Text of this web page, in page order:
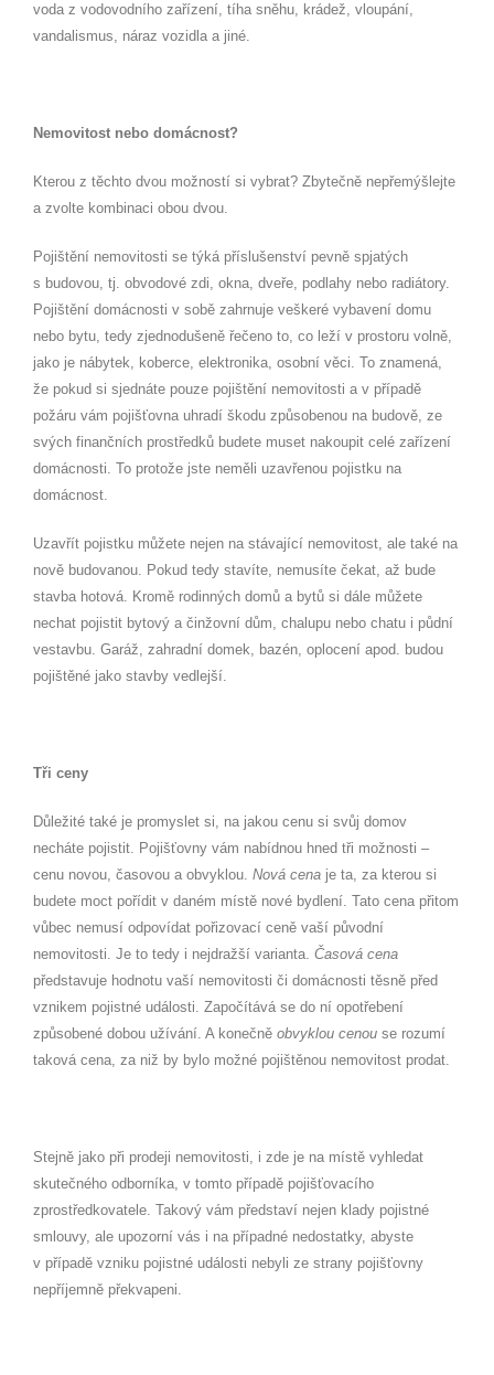
voda z vodovodního zařízení, tíha sněhu, krádež, vloupání,
vandalismus, náraz vozidla a jiné.
Nemovitost nebo domácnost?
Kterou z těchto dvou možností si vybrat? Zbytečně nepřemýšlejte
a zvolte kombinaci obou dvou.
Pojištění nemovitosti se týká příslušenství pevně spjatých
s budovou, tj. obvodové zdi, okna, dveře, podlahy nebo radiátory.
Pojištění domácnosti v sobě zahrnuje veškeré vybavení domu
nebo bytu, tedy zjednodušeně řečeno to, co leží v prostoru volně,
jako je nábytek, koberce, elektronika, osobní věci. To znamená,
že pokud si sjednáte pouze pojištění nemovitosti a v případě
požáru vám pojišťovna uhradí škodu způsobenou na budově, ze
svých finančních prostředků budete muset nakoupit celé zařízení
domácnosti. To protože jste neměli uzavřenou pojistku na
domácnost.
Uzavřít pojistku můžete nejen na stávající nemovitost, ale také na
nově budovanou. Pokud tedy stavíte, nemusíte čekat, až bude
stavba hotová. Kromě rodinných domů a bytů si dále můžete
nechat pojistit bytový a činžovní dům, chalupu nebo chatu i půdní
vestavbu. Garáž, zahradní domek, bazén, oplocení apod. budou
pojištěné jako stavby vedlejší.
Tři ceny
Důležité také je promyslet si, na jakou cenu si svůj domov
necháte pojistit. Pojišťovny vám nabídnou hned tři možnosti –
cenu novou, časovou a obvyklou. Nová cena je ta, za kterou si
budete moct pořídit v daném místě nové bydlení. Tato cena přitom
vůbec nemusí odpovídat pořizovací ceně vaší původní
nemovitosti. Je to tedy i nejdražší varianta. Časová cena
představuje hodnotu vaší nemovitosti či domácnosti těsně před
vznikem pojistné události. Započítává se do ní opotřebení
způsobené dobou užívání. A konečně obvyklou cenou se rozumí
taková cena, za niž by bylo možné pojištěnou nemovitost prodat.
Stejně jako při prodeji nemovitosti, i zde je na místě vyhledat
skutečného odborníka, v tomto případě pojišťovacího
zprostředkovatele. Takový vám představí nejen klady pojistné
smlouvy, ale upozorní vás i na případné nedostatky, abyste
v případě vzniku pojistné události nebyli ze strany pojišťovny
nepříjemně překvapeni.